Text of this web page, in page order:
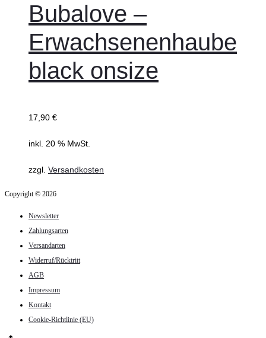
Bubalove –
Erwachsenenhaube
black onsize
17,90 €
inkl. 20 % MwSt.
zzgl. Versandkosten
Copyright © 2026
Newsletter
Zahlungsarten
Versandarten
Widerruf/Rücktritt
AGB
Impressum
Kontakt
Cookie-Richtlinie (EU)